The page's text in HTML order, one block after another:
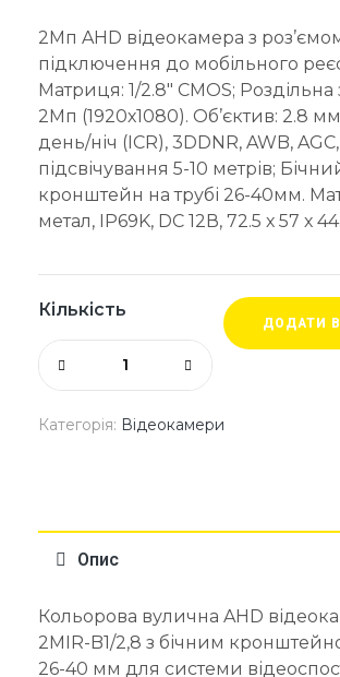
2Мп AHD відеокамера з
підключення до мобільного
Матриця: 1/2.8″ CMOS; Роздільна
2Мп (1920х1080). Об’єктив: 2.8
день/ніч (ICR), 3DDNR, AWB, AGC,
підсвічування 5-10 метрів;
кронштейн на трубі 26-40мм.
метал, IP69K, DC 12В, 72.5 х 57 х
Кількість
ДОДАТИ
Категорія: Відеокамери
Опис
Кольорова вулична AHD
2MIR-B1/2,8 з бічним
26-40 мм для системи